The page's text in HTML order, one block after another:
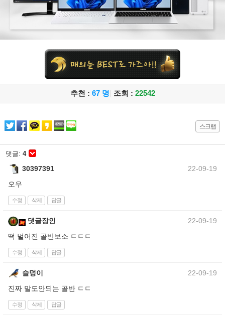
추천 : 67 명 조회 : 22542
스크랩
댓글: 4
30397391
22-09-19
오우
수정 삭제 답글
댓글장인
22-09-19
떡 벌어진 골반보소 ㄷㄷㄷ
수정 삭제 답글
슬덩이
22-09-19
진짜 말도안되는 골반 ㄷㄷ
수정 삭제 답글